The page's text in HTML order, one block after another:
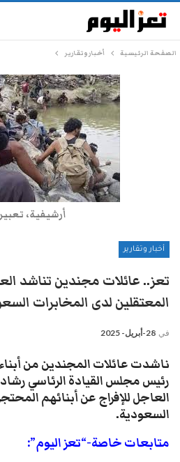
الصفحة الرئيسية أخبار وتقارير
أرشيفية،
أخبار وتقارير
تعز.. عائلات مجندين تناشد
المعتقلين لدى المخابرات
في 28-أبريل- 2025
ناشدت عائلات المجندين من
رئيس مجلس القيادة الرئاسي
العاجل للإفراج عن أبنائهم
السعودية.
متابعات خاصة-“تعز اليوم”: